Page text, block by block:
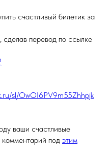
счастливый билетик за
сделав перевод по ссылке
sl/OwOI6PV9m55Zhhpjk
ваши счастливые
под этим